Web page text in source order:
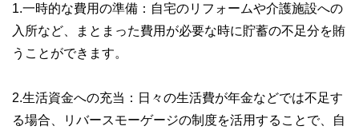
1.一時的な費用の準備：自宅のリフォームや介護施設への
入所など、まとまった費用が必要な時に貯蓄の不足分を賄
うことができます。
2.生活資金への充当：日々の生活費が年金などでは不足す
る場合、リバースモーゲージの制度を活用することで、自